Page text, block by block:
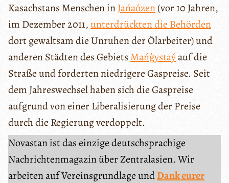
Kasachstans Menschen inJańaózen(vor 10 Jahren,
im Dezember 2011,unterdrückten die Behörden
dort gewaltsam die Unruhen der Ölarbeiter) und
anderen Städten des Gebiets Mańģystaýauf die
Straße und forderten niedrigere Gaspreise. Seit
dem Jahreswechsel haben sich die Gaspreise
aufgrund von einer Liberalisierung der Preise
durch die Regierung verdoppelt.
Novastan ist das einzige deutschsprachige
Nachrichtenmagazin über Zentralasien. Wir
arbeiten auf Vereinsgrundlage undDank eurer